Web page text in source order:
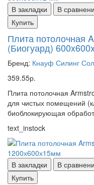
В закладки В
Купить
Плита потолочная
(Биогуард)
Бренд: Кнауф Силинг
359.55р.
Плита потолочная
для чистых помещений
биоблокирующая
text_instock
В закладки В
Купить